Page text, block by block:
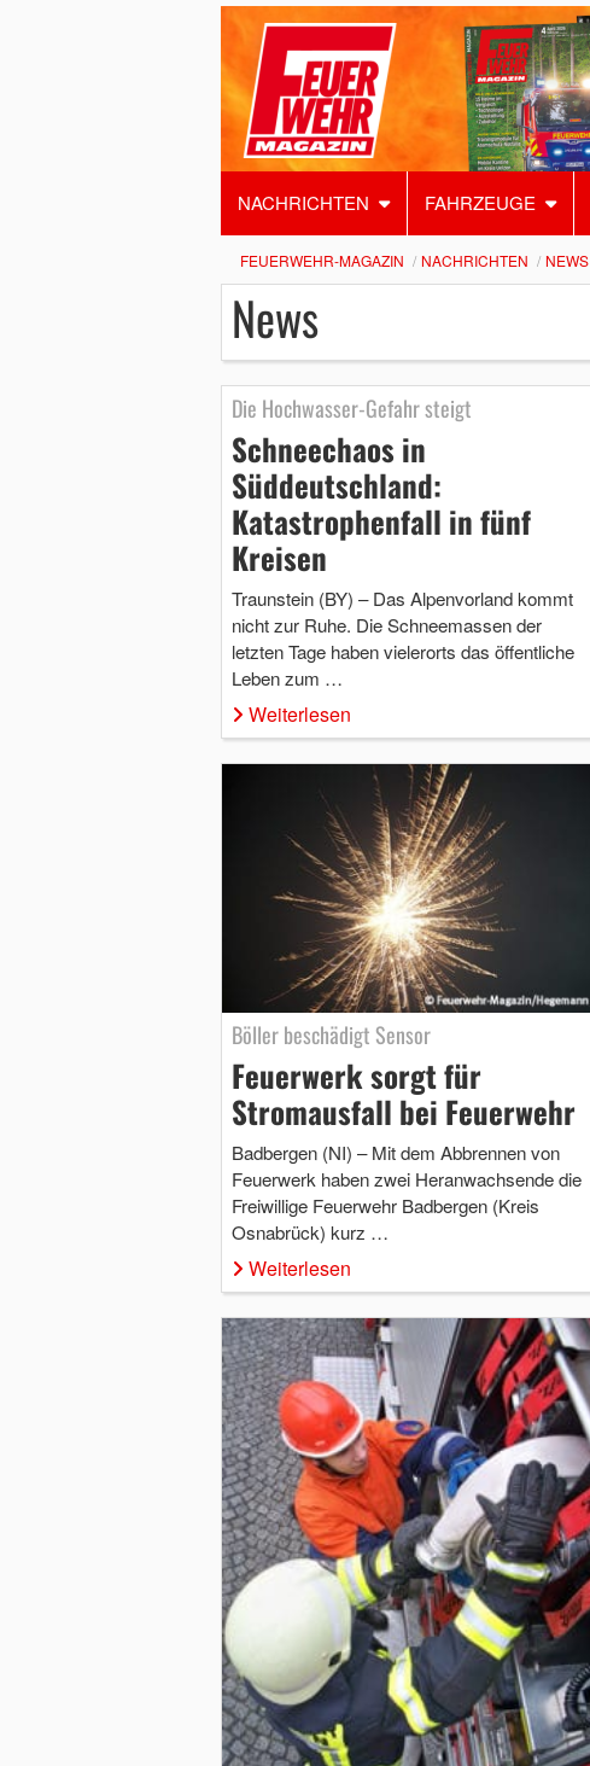
NACHRICHTEN FAHRZEUGE
FEUERWEHR-MAGAZIN NACHRICHTEN NEWS
News
Die Hochwasser-Gefahr steigt
Schneechaos in
Süddeutschland:
Katastrophenfall in fünf
Kreisen
Traunstein (BY) – Das Alpenvorland kommt
nicht zur Ruhe. Die Schneemassen der
letzten Tage haben vielerorts das öffentliche
Leben zum …
Weiterlesen
Böller beschädigt Sensor
Feuerwerk sorgt für
Stromausfall bei Feuerwehr
Badbergen (NI) – Mit dem Abbrennen von
Feuerwerk haben zwei Heranwachsende die
Freiwillige Feuerwehr Badbergen (Kreis
Osnabrück) kurz …
Weiterlesen